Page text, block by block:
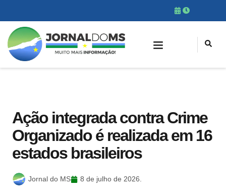
Ação integrada contra Crime
Organizado é realizada em 16
estados brasileiros
Jornal do MS 8 de julho de 2026.